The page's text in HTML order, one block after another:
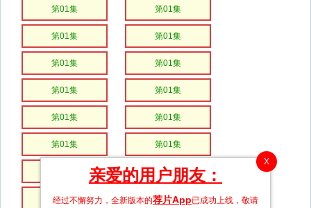
第01集 第01集
第01集 第01集
第01集 第01集
第01集 第01集
第01集 第01集
第01集 第01集
第01集
第01集 第01集
X
亲爱的用户朋友：
经过不懈努力，全新版本的荐片App已成功上线，敬请